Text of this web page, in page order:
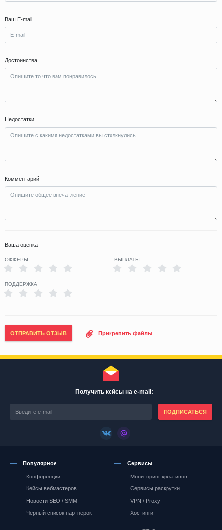
Ваш E-mail
Достоинства
Недостатки
Комментарий
Ваша оценка
ОФФЕРЫ ВЫПЛАТЫ
ПОДДЕРЖКА
ОТПРАВИТЬ ОТЗЫВ Прикрепить файлы
Получить кейсы на e-mail:
ПОДПИСАТЬСЯ
Популярное
Конференции
Кейсы вебмастеров
Новости SEO / SMM
Черный список партнерок
Сервисы
Мониторинг креативов
Сервисы раскрутки
VPN / Proxy
Хостинги